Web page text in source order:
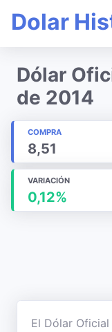
Dolar
Dólar
de 2014
COMPRA
8,51
VARIACIÓN
0,12%
El Dólar